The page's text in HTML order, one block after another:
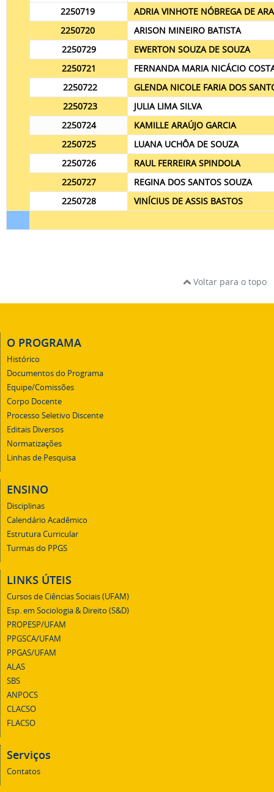
2250719
ADRIA VINHOTE NÓBREGA DE
2250720
ARISON MINEIRO BATISTA
2250729
EWERTON SOUZA DE SOUZA
2250721
FERNANDA MARIA NICÁCIO
2250722
GLENDA NICOLE FARIA DOS
2250723
JULIA LIMA SILVA
2250724
KAMILLE ARAÚJO GARCIA
2250725
LUANA UCHÔA DE SOUZA
2250726
RAUL FERREIRA SPINDOLA
2250727
REGINA DOS SANTOS SOUZA
2250728
VINÍCIUS DE ASSIS BASTOS
Voltar para o topo
O PROGRAMA
Histórico
Documentos do Programa
Equipe/Comissões
Corpo Docente
Processo Seletivo Discente
Editais Diversos
Normatizações
Linhas de Pesquisa
ENSINO
Disciplinas
Calendário Acadêmico
Estrutura Curricular
Turmas do PPGS
LINKS ÚTEIS
Cursos de Ciências Sociais (UFAM)
Esp. em Sociologia & Direito (S&D)
PROPESP/UFAM
PPGSCA/UFAM
PPGAS/UFAM
ALAS
SBS
ANPOCS
CLACSO
FLACSO
Serviços
Contatos